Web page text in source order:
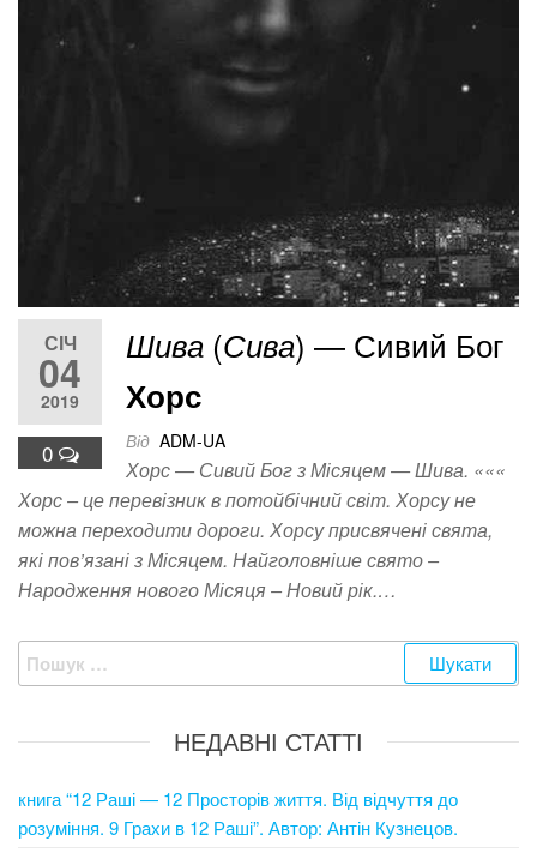
СІЧ
04
2019
0
Шива (Сива) — Сивий Бог
Хорс
Від ADM-UA
Хорс — Сивий Бог з Місяцем — Шива. «««
Хорс – це перевізник в потойбічний світ. Хорсу не
можна переходити дороги. Хорсу присвячені свята,
які пов’язані з Місяцем. Найголовніше свято –
Народження нового Місяця – Новий рік.…
Пошук:
НЕДАВНІ СТАТТІ
книга “12 Раші — 12 Просторів життя. Від відчуття до
розуміння. 9 Грахи в 12 Раші”. Автор: Антін Кузнецов.